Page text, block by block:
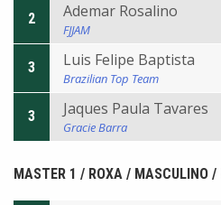
2 Ademar Rosalino
FJJAM
3 Luis Felipe Baptista
Brazilian Top Team
3 Jaques Paula Tavares
Gracie Barra
MASTER 1 / ROXA / MASCULINO /